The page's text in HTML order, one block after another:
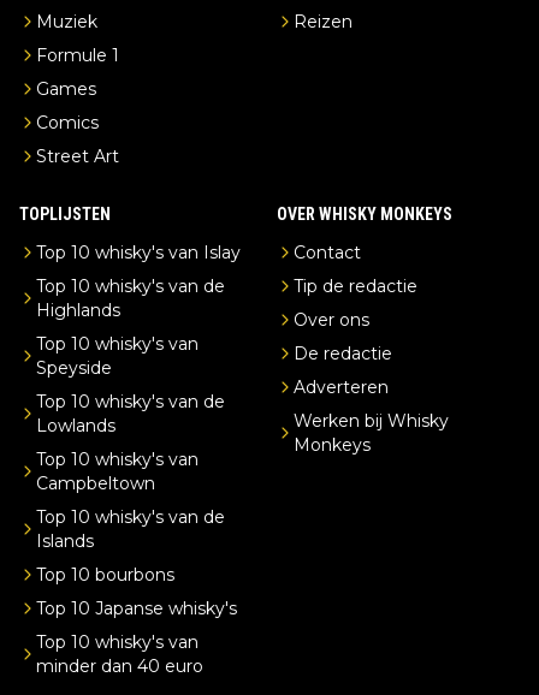
Muziek
Formule 1
Games
Comics
Street Art
Reizen
TOPLIJSTEN
Top 10 whisky's van Islay
Top 10 whisky's van de
Highlands
Top 10 whisky's van
Speyside
Top 10 whisky's van de
Lowlands
Top 10 whisky's van
Campbeltown
Top 10 whisky's van de
Islands
Top 10 bourbons
Top 10 Japanse whisky's
Top 10 whisky's van
minder dan 40 euro
OVER WHISKY MONKEYS
Contact
Tip de redactie
Over ons
De redactie
Adverteren
Werken bij Whisky
Monkeys